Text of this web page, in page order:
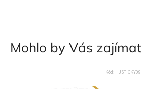
Mohlo by Vás zajímat
Kód: HJSTICKY09